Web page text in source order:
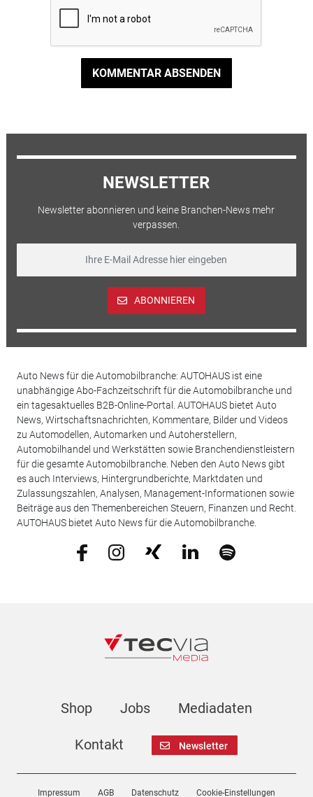
KOMMENTAR ABSENDEN
NEWSLETTER
Newsletter abonnieren und keine Branchen-News mehr
verpassen.
ABONNIEREN
Auto News für die Automobilbranche: AUTOHAUS ist eine
unabhängige Abo-Fachzeitschrift für die Automobilbranche und
ein tagesaktuelles B2B-Online-Portal. AUTOHAUS bietet Auto
News, Wirtschaftsnachrichten, Kommentare, Bilder und Videos
zu Automodellen, Automarken und Autoherstellern,
Automobilhandel und Werkstätten sowie Branchendienstleistern
für die gesamte Automobilbranche. Neben den Auto News gibt
es auch Interviews, Hintergrundberichte, Marktdaten und
Zulassungszahlen, Analysen, Management-Informationen sowie
Beiträge aus den Themenbereichen Steuern, Finanzen und Recht.
AUTOHAUS bietet Auto News für die Automobilbranche.
Shop Jobs Mediadaten
Kontakt Newsletter
Impressum AGB Datenschutz Cookie-Einstellungen